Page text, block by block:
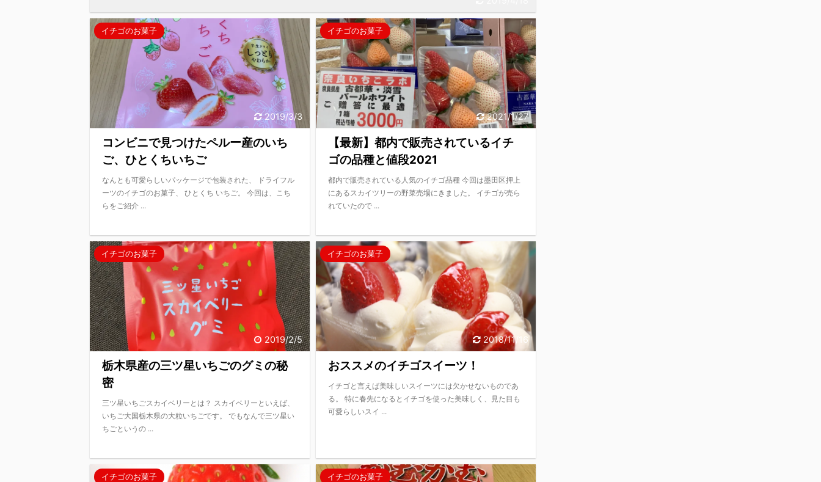
2019/3/3
イチゴのお菓子
コンビニで見つけたペルー産のいち
ご、ひとくちいちご
なんとも可愛らしいパッケージで包装された、 ドライフル
ーツのイチゴのお菓子、 ひとくち いちご。 今回は、こち
らをご紹介 ...
2021/1/27
イチゴのお菓子
【最新】都内で販売されているイチ
ゴの品種と値段2021
都内で販売されている人気のイチゴ品種 今回は墨田区押上
にあるスカイツリーの野菜売場にきました。 イチゴが売ら
れていたので ...
2019/2/5
イチゴのお菓子
栃木県産の三ツ星いちごのグミの秘
密
三ツ星いちごスカイベリーとは？ スカイベリーといえば、
いちご大国栃木県の大粒いちごです。 でもなんで三ツ星い
ちごというの ...
2018/11/16
イチゴのお菓子
おススメのイチゴスイーツ！
イチゴと言えば美味しいスイーツには欠かせないものであ
る。 特に春先になるとイチゴを使った美味しく、見た目も
可愛らしいスイ ...
イチゴのお菓子 イチゴのお菓子